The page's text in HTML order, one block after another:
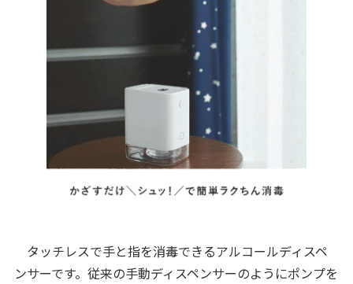
タッチレスで手と指を消毒できるアルコールディスペ
ンサーです。従来の手動ディスペンサーのようにポンプを